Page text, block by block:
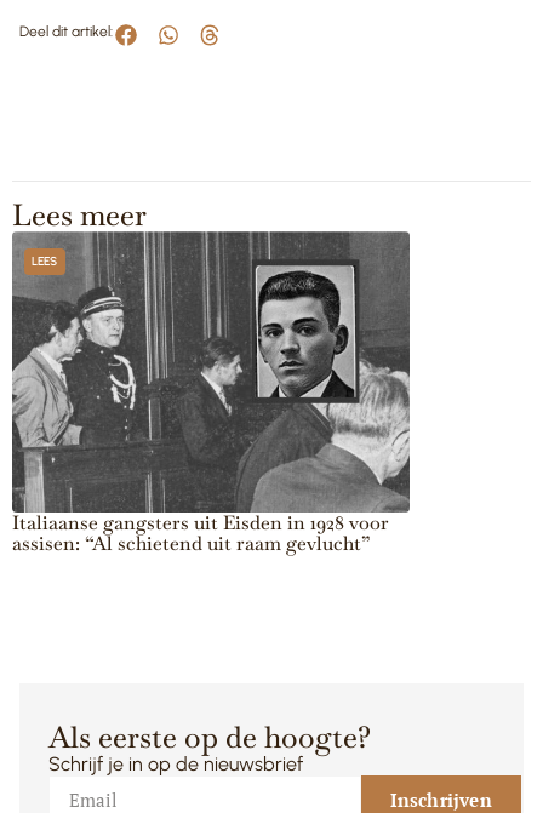
Deel dit artikel:
Lees meer
Italiaanse gangsters uit Eisden in 1928 voor
assisen: “Al schietend uit raam gevlucht”
LEES
Als eerste op de hoogte?
Schrijf je in op de nieuwsbrief
Inschrijven